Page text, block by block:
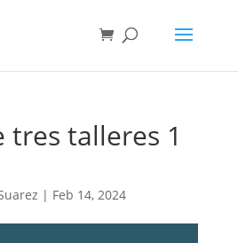
tres talleres 1
| Feb 14, 2024